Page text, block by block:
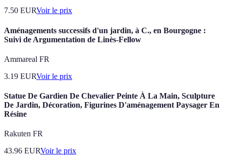
7.50 EURVoir le prix
Aménagements successifs d'un jardin, à C., en Bourgogne :
Suivi de Argumentation de Linès-Fellow
Ammareal FR
3.19 EURVoir le prix
Statue De Gardien De Chevalier Peinte À La Main, Sculpture
De Jardin, Décoration, Figurines D'aménagement Paysager En
Résine
Rakuten FR
43.96 EURVoir le prix